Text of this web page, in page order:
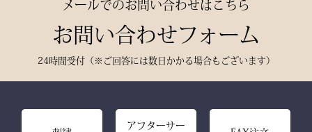
メールでのお問い合わせはこちら
お問い合わせフォーム
24時間受付（※ご回答には数日かかる場合もございます）
アフターサー